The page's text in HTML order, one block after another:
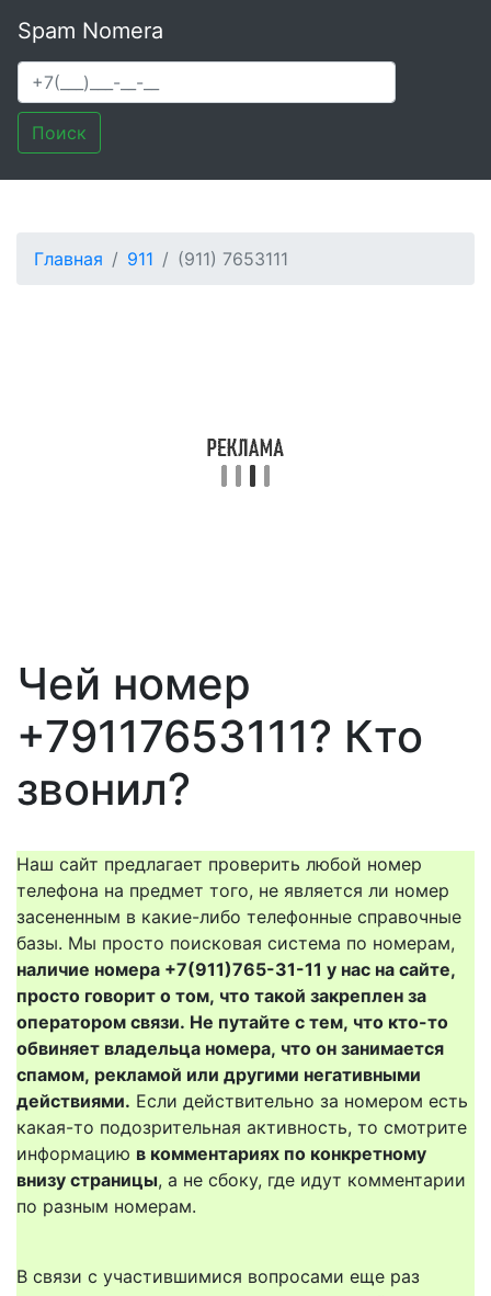
Spam Nomera
Поиск
Главная 911 (911) 7653111
Чей номер
+79117653111? Кто
звонил?
Наш сайт предлагает проверить любой номер
телефона на предмет того, не является ли номер
засененным в какие-либо телефонные справочные
базы. Мы просто поисковая система по номерам,
наличие номера +7(911)765-31-11 у нас на сайте,
просто говорит о том, что такой закреплен за
оператором связи. Не путайте с тем, что кто-то
обвиняет владельца номера, что он занимается
спамом, рекламой или другими негативными
действиями. Если действительно за номером есть
какая-то подозрительная активность, то смотрите
информацию в комментариях по конкретному
внизу страницы, а не сбоку, где идут комментарии
по разным номерам.
В связи с участившимися вопросами еще раз